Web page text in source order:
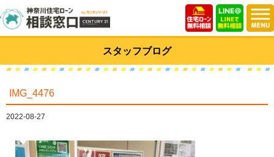
スタッフブログ
IMG_4476
2022-08-27